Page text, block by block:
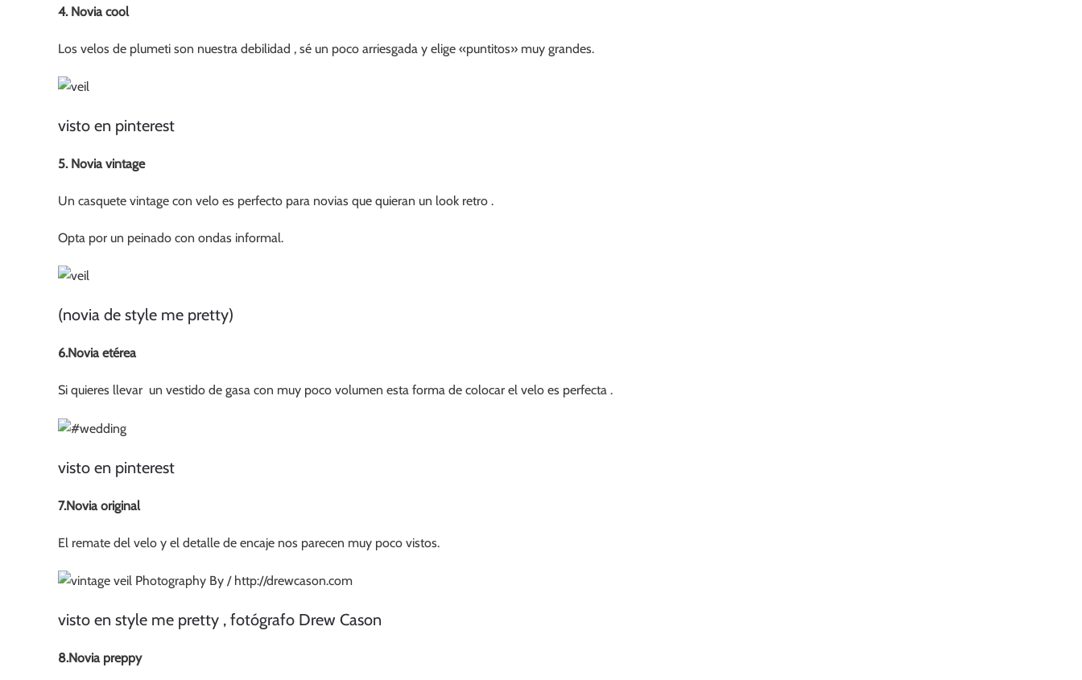
4. Novia cool
Los velos de plumeti son nuestra debilidad , sé un poco arriesgada y elige «puntitos» muy grandes.
visto en pinterest
5. Novia vintage
Un casquete vintage con velo es perfecto para novias que quieran un look retro .
Opta por un peinado con ondas informal.
(novia de style me pretty)
6.Novia etérea
Si quieres llevar un vestido de gasa con muy poco volumen esta forma de colocar el velo es perfecta .
visto en pinterest
7.Novia original
El remate del velo y el detalle de encaje nos parecen muy poco vistos.
visto en style me pretty , fotógrafo Drew Cason
8.Novia preppy